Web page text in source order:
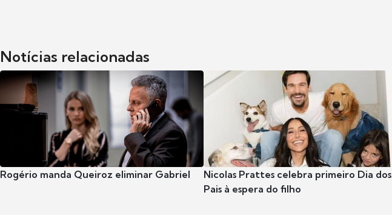
Notícias relacionadas
Rogério manda Queiroz eliminar Gabriel
Nicolas Prattes celebra primeiro Dia dos
Pais à espera do filho